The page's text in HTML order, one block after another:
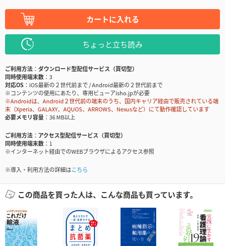
カートに入れる
ちょっと立ち読み
ご利用方法
ダウンロード型配信サービス（買切型）
同時使用端末数
3
対応OS
iOS最新の２世代前まで / Android最新の２世代前まで
※コンテンツの使用にあたり、専用ビューアisho.jpが必要
※Androidは、Android２世代前の端末のうち、国内キャリア経由で販売されている端
末（Xperia、GALAXY、AQUOS、ARROWS、Nexusなど）にて動作確認しています
必要メモリ容量
36 MB以上
ご利用方法
アクセス型配信サービス（買切型）
同時使用端末数
1
※インターネット経由でのWEBブラウザによるアクセス参照
※導入・利用方法の詳細はこちら
この商品を買った人は、こんな商品も買っています。